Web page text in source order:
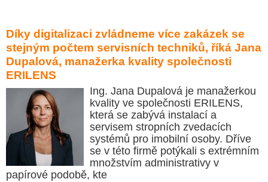
Díky digitalizaci zvládneme více zakázek se
stejným počtem servisních techniků, říká Jana
Dupalová, manažerka kvality společnosti
ERILENS
Ing. Jana Dupalová je manažerkou
kvality ve společnosti ERILENS,
která se zabývá instalací a
servisem stropních zvedacích
systémů pro imobilní osoby. Dříve
se v této firmě potýkali s extrémním
množstvím administrativy v
papírové podobě, kte